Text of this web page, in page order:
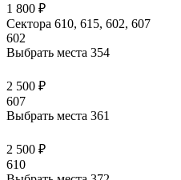
1 800 ₽
Сектора 610, 615, 602, 607
602
Выбрать места 354
2 500 ₽
607
Выбрать места 361
2 500 ₽
610